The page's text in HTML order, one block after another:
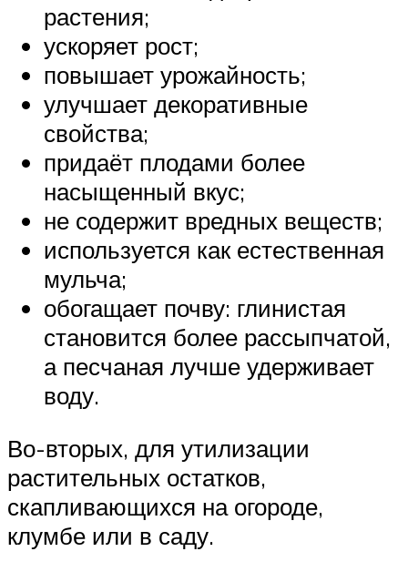
растения;
ускоряет рост;
повышает урожайность;
улучшает декоративные
свойства;
придаёт плодами более
насыщенный вкус;
не содержит вредных веществ;
используется как естественная
мульча;
обогащает почву: глинистая
становится более рассыпчатой,
а песчаная лучше удерживает
воду.
Во-вторых, для утилизации
растительных остатков,
скапливающихся на огороде,
клумбе или в саду.